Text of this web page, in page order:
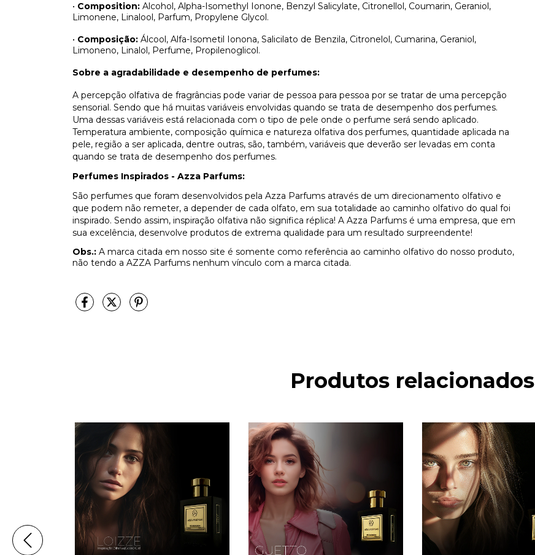
• Composition: Alcohol, Alpha-Isomethyl Ionone, Benzyl Salicylate, Citronellol, Coumarin, Geraniol,
Limonene, Linalool, Parfum, Propylene Glycol.
• Composição: Álcool, Alfa-Isometil Ionona, Salicilato de Benzila, Citronelol, Cumarina, Geraniol,
Limoneno, Linalol, Perfume, Propilenoglicol.
Sobre a agradabilidade e desempenho de perfumes:
A percepção olfativa de fragrâncias pode variar de pessoa para pessoa por se tratar de uma percepção
sensorial. Sendo que há muitas variáveis envolvidas quando se trata de desempenho dos perfumes.
Uma dessas variáveis está relacionada com o tipo de pele onde o perfume será sendo aplicado.
Temperatura ambiente, composição química e natureza olfativa dos perfumes, quantidade aplicada na
pele, região a ser aplicada, dentre outras, são, também, variáveis que deverão ser levadas em conta
quando se trata de desempenho dos perfumes.
Perfumes Inspirados - Azza Parfums:
São perfumes que foram desenvolvidos pela Azza Parfums através de um direcionamento olfativo e
que podem não remeter, a depender de cada olfato, em sua totalidade ao caminho olfativo do qual foi
inspirado. Sendo assim, inspiração olfativa não significa réplica! A Azza Parfums é uma empresa, que em
sua excelência, desenvolve produtos de extrema qualidade para um resultado surpreendente!
Obs.: A marca citada em nosso site é somente como referência ao caminho olfativo do nosso produto,
não tendo a AZZA Parfums nenhum vínculo com a marca citada.
Produtos relacionados